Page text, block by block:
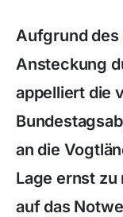
Aufgrund des
Ansteckung
appelliert die
an die
Lage ernst zu
auf das